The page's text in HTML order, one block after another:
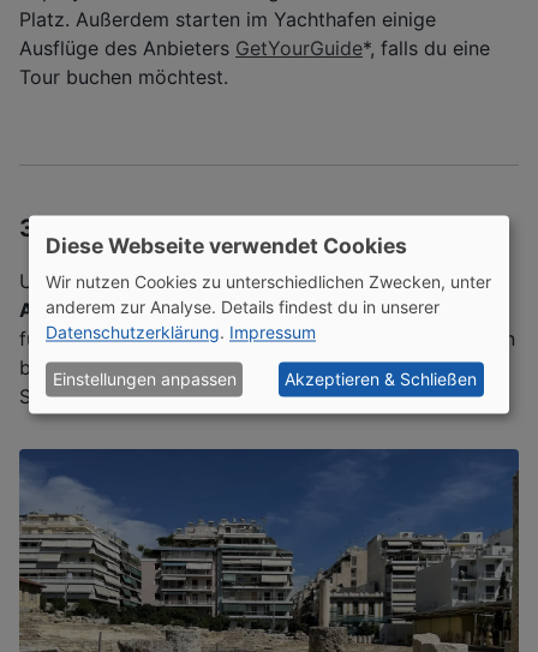
Platz. Außerdem starten im Yachthafen einige
Ausflüge des Anbieters GetYourGuide*, falls du eine
Tour buchen möchtest.
3. Archäologisches Museum
Unweit des Yachthafens befindet sich das
Archäologische Museum von Piräus , das vor allem
für Kulturinteressierte ein Muss ist. Im Museum werden
bedeutende Funde aus der antiken Geschichte der
Stadt und des Hafens gezeigt.
Diese Webseite verwendet Cookies
Wir nutzen Cookies zu unterschiedlichen Zwecken, unter
anderem zur Analyse. Details findest du in unserer
Datenschutzerklärung. Impressum
Einstellungen anpassen Akzeptieren & Schließen